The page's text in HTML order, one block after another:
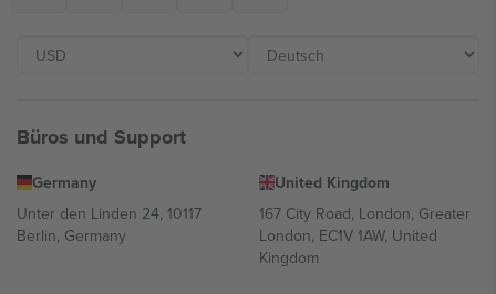
Büros und Support
Germany
Unter den Linden 24, 10117
Berlin, Germany
United Kingdom
167 City Road, London, Greater
London, EC1V 1AW, United
Kingdom